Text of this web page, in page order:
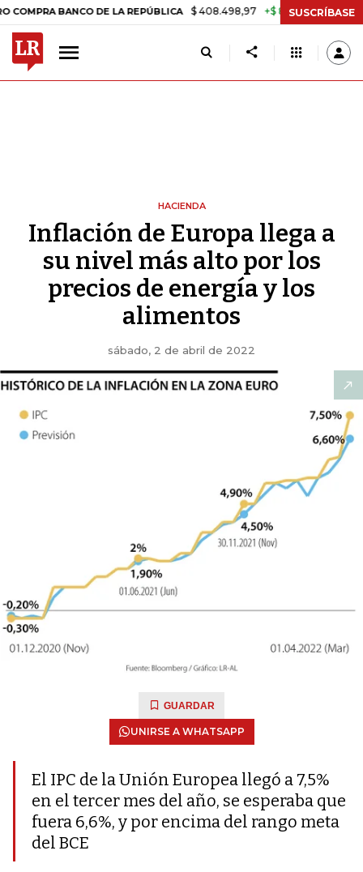
BANCO DE LA REPÚBLICA $ 408.498,97 +$ 8.753,81 +2,19% TASA
SUSCRÍBASE
HACIENDA
Inflación de Europa llega a
su nivel más alto por los
precios de energía y los
alimentos
sábado, 2 de abril de 2022
GUARDAR
UNIRSE A WHATSAPP
El IPC de la Unión Europea llegó a 7,5%
en el tercer mes del año, se esperaba que
fuera 6,6%, y por encima del rango meta
del BCE